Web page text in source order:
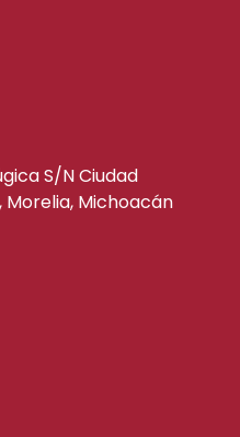
S/N Ciudad
Morelia, Michoacán